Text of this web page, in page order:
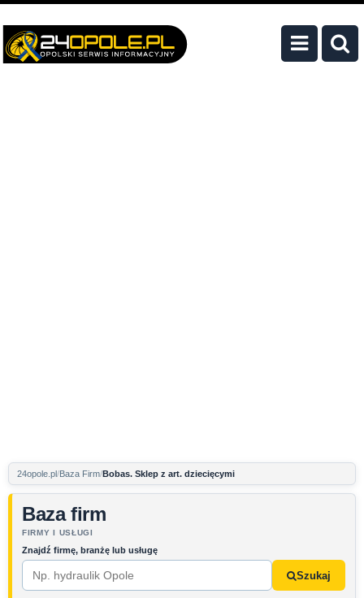
24opole.pl Baza Firm Bobas. Sklep z art. dziecięcymi
Baza firm
FIRMY I USŁUGI
Znajdź firmę, branżę lub usługę
Szukaj